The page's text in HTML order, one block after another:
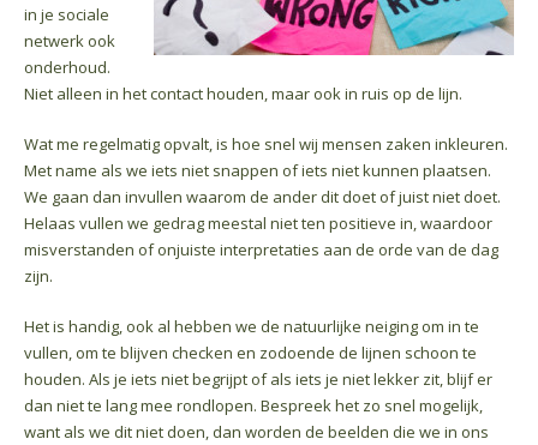
in je sociale
netwerk ook
onderhoud.
Niet alleen in het contact houden, maar ook in ruis op de lijn.
Wat me regelmatig opvalt, is hoe snel wij mensen zaken inkleuren.
Met name als we iets niet snappen of iets niet kunnen plaatsen.
We gaan dan invullen waarom de ander dit doet of juist niet doet.
Helaas vullen we gedrag meestal niet ten positieve in, waardoor
misverstanden of onjuiste interpretaties aan de orde van de dag
zijn.
Het is handig, ook al hebben we de natuurlijke neiging om in te
vullen, om te blijven checken en zodoende de lijnen schoon te
houden. Als je iets niet begrijpt of als iets je niet lekker zit, blijf er
dan niet te lang mee rondlopen. Bespreek het zo snel mogelijk,
want als we dit niet doen, dan worden de beelden die we in ons